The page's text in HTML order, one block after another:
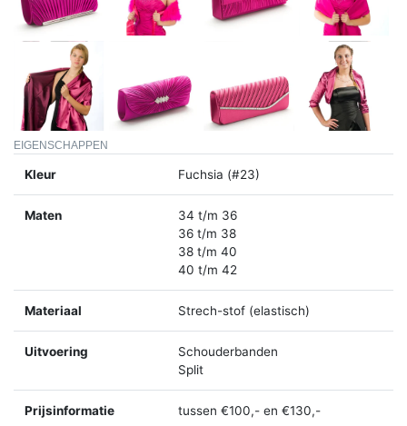
EIGENSCHAPPEN
Kleur Fuchsia (#23)
Maten
34 t/m 36
36 t/m 38
38 t/m 40
40 t/m 42
Materiaal Strech-stof (elastisch)
Uitvoering
Schouderbanden
Split
Prijsinformatie tussen €100,- en €130,-